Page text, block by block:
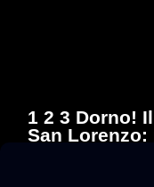
1 2 3 Dorno!
San